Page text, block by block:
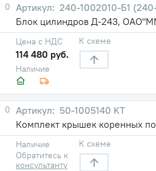
0
240-1002010-Б1
Блок цилиндров Д-243,
Наличие
Цена с НДС
114 480 руб.
К схеме
0
50-1005140 KT
Комплект крышек коренных
Наличие
Обратитесь к
консультанту
К схеме